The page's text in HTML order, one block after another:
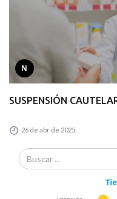
N
SUSPENSIÓN
26 de abr de 2025